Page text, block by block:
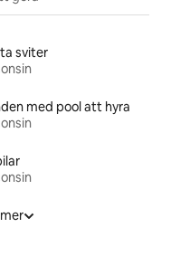
sviter
med pool att hyra